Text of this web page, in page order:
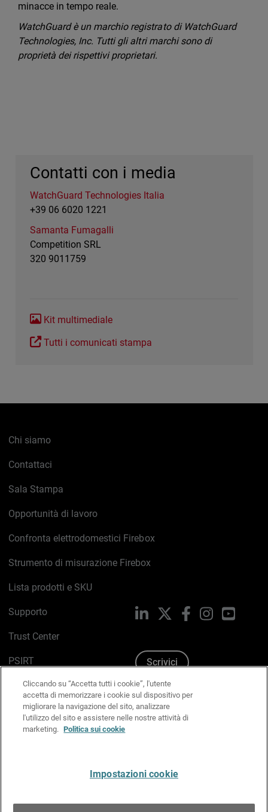
minacce in tempo reale.
WatchGuard è un marchio registrato di WatchGuard
Technologies, Inc. Tutti gli altri marchi sono di
proprietà dei rispettivi proprietari.
Contatti con i media
WatchGuard Technologies Italia
+39 06 6020 1221
Samanta Fumagalli
Competition SRL
320 9011759
Kit multimediale
Tutti i comunicati stampa
Chi siamo
Contattaci
Sala Stampa
Opportunità di lavoro
Confronta elettrodomestici Firebox
Strumento di misurazione Firebox
Lista prodotti e SKU
Supporto
Trust Center
PSIRT
Politica sui cookie
Informativa sulla privacy
Kit Media & Brand
LinkedIn FacebookInstagram
Scrivici
Cliccando su “Accetta tutti i cookie”, l'utente
accetta di memorizzare i cookie sul dispositivo per
migliorare la navigazione del sito, analizzare
l'utilizzo del sito e assistere nelle nostre attività di
marketing. Politica sui cookie
Impostazioni cookie